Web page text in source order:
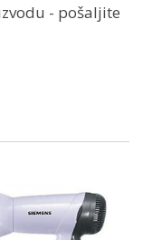
- pošaljite